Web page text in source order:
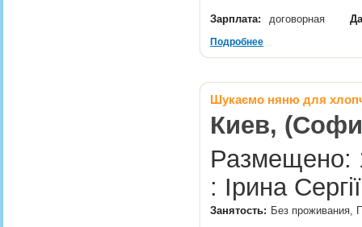
Зарплата: договорная
Подробнее
Шукаємо няню для
Киев,
Размещено:
: Ірина
Занятость: Без проживания,